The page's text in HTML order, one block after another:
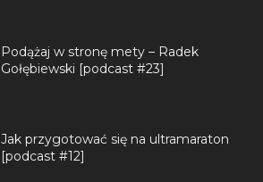
Podążaj w stronę mety – Radek
Gołębiewski [podcast #23]
Jak przygotować się na ultramaraton
[podcast #12]